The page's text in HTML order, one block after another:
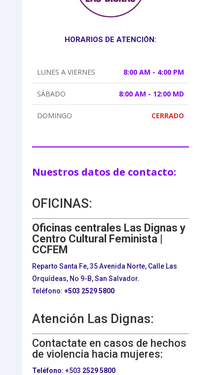
HORARIOS DE ATENCIÓN:
LUNES A VIERNES 8:00 AM - 4:00 PM
SÁBADO 8:00 AM - 12:00 MD
DOMINGO CERRADO
Nuestros datos de contacto:
OFICINAS:
Oficinas centrales Las Dignas y
Centro Cultural Feminista |
CCFEM
Reparto Santa Fe, 35 Avenida Norte, Calle Las
Orquídeas, No 9-B, San Salvador.
Teléfono: +503 2529 5800
Atención Las Dignas:
Contactate en casos de hechos
de violencia hacia mujeres:
Teléfono: +503 2529 5800